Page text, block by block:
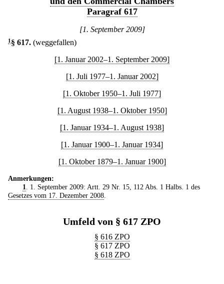
Paragraf 617
[1. September 2009]
1 § 617. (weggefallen)
[1. Januar 2002–1. September 2009]
[1. Juli 1977–1. Januar 2002]
[1. Oktober 1950–1. Juli 1977]
[1. August 1938–1. Oktober 1950]
[1. Januar 1934–1. August 1938]
[1. Januar 1900–1. Januar 1934]
[1. Oktober 1879–1. Januar 1900]
Anmerkungen:
1
. 1. September 2009: Artt. 29 Nr. 15, 112 Abs. 1 Halbs. 1 des
Gesetzes vom 17. Dezember 2008
Umfeld von § 617 ZPO
§ 616 ZPO
§ 617 ZPO
§ 618 ZPO